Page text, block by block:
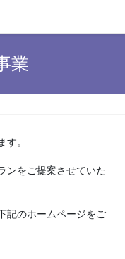
業
。
ンをご提案させていた
記のホームページをご